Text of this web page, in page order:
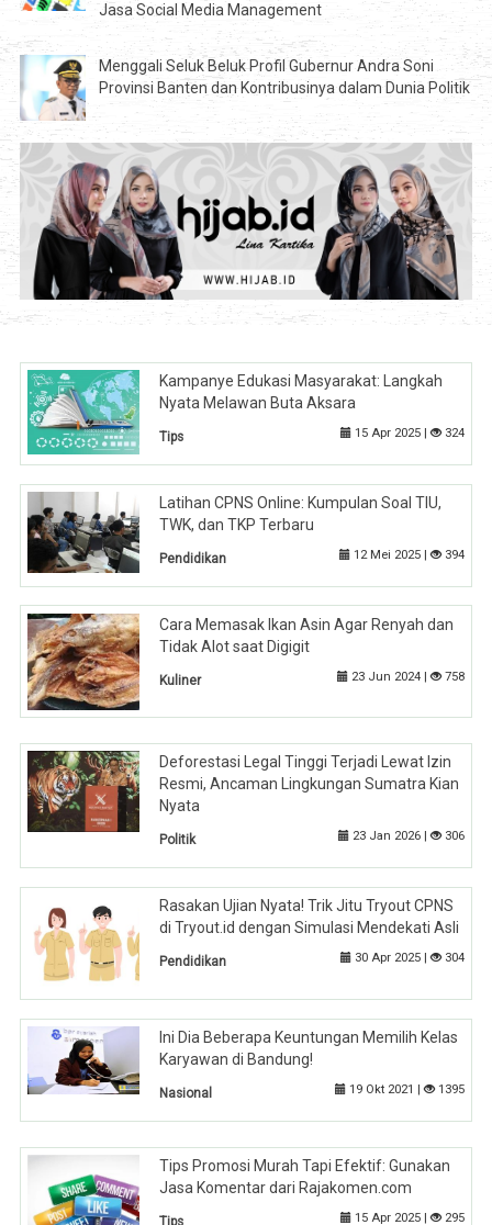
Jasa Social Media Management
Menggali Seluk Beluk Profil Gubernur Andra Soni
Provinsi Banten dan Kontribusinya dalam Dunia Politik
Kampanye Edukasi Masyarakat: Langkah
Nyata Melawan Buta Aksara
Tips 15 Apr 2025 | 324
Latihan CPNS Online: Kumpulan Soal TIU,
TWK, dan TKP Terbaru
Pendidikan 12 Mei 2025 | 394
Cara Memasak Ikan Asin Agar Renyah dan
Tidak Alot saat Digigit
Kuliner 23 Jun 2024 | 758
Deforestasi Legal Tinggi Terjadi Lewat Izin
Resmi, Ancaman Lingkungan Sumatra Kian
Nyata
Politik 23 Jan 2026 | 306
Rasakan Ujian Nyata! Trik Jitu Tryout CPNS
di Tryout.id dengan Simulasi Mendekati Asli
Pendidikan 30 Apr 2025 | 304
Ini Dia Beberapa Keuntungan Memilih Kelas
Karyawan di Bandung!
Nasional 19 Okt 2021 | 1395
Tips Promosi Murah Tapi Efektif: Gunakan
Jasa Komentar dari Rajakomen.com
15 Apr 2025 | 295